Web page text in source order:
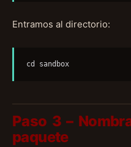
Entramos al directorio:
cd sandbox
Paso 3 –
paquete